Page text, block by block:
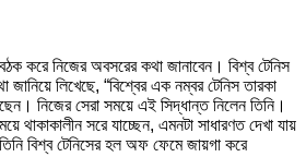
বৈঠক করে নিজের অবসরের কথা জানাবেন। বিশ্ব টেনিস
জানিয়ে লিখেছে, “বিশ্বের এক নম্বর টেনিস তারকা
নিজের সেরা সময়ে এই সিদ্ধান্ত নিলেন তিনি।
থাকাকালীন সরে যাচ্ছেন, এমনটা সাধারণত দেখা যায়
বিশ্ব টেনিসের হল অফ ফেমে জায়গা করে